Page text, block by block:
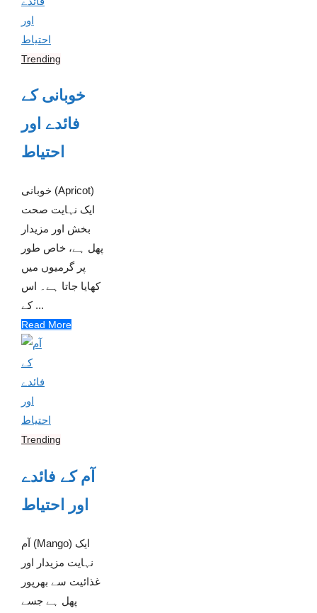
Trending
خوبانی کے
فائدے اور
احتیاط
خوبانی (Apricot)
ایک نہایت صحت
بخش اور مزیدار
پھل ہے، خاص طور
پر گرمیوں میں
کھایا جاتا ہے۔ اس
کے ...
Read More
Trending
آم کے فائدے
اور احتیاط
آم (Mango) ایک
نہایت مزیدار اور
غذائیت سے بھرپور
پھل ہے جسے